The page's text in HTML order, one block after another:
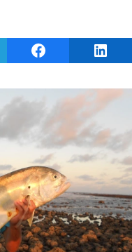
on TelegramShare on Facebook